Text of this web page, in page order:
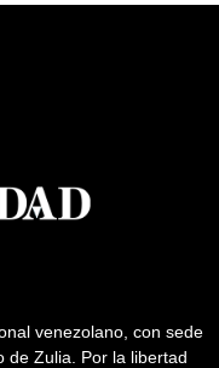
venezolano, con sede
de Zulia. Por la libertad